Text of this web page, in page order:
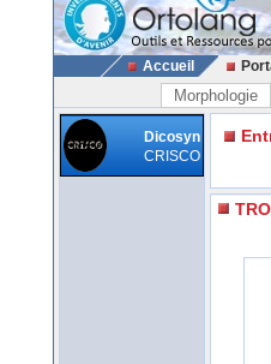
Accueil
Morphologie
Dicosyn
CRISCO